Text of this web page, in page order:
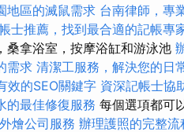
地區的滅鼠需求 台南律師，專
士推薦，找到最合適的記帳專
桑拿浴室，按摩浴缸和游泳池
需求 清潔工服務，解決您的日
效的SEO關鍵字 資深記帳士協
的最佳修復服務 每個選項都可
燴公司服務 辦理護照的完整